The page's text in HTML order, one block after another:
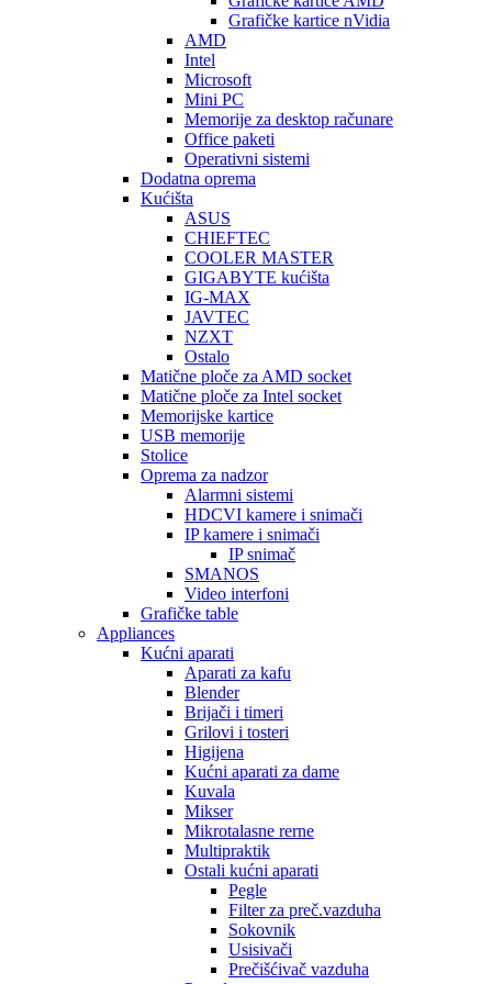
Grafičke kartice nVidia
AMD
Intel
Microsoft
Mini PC
Memorije za desktop računare
Office paketi
Operativni sistemi
Dodatna oprema
Kućišta
ASUS
CHIEFTEC
COOLER MASTER
GIGABYTE kućišta
IG-MAX
JAVTEC
NZXT
Ostalo
Matične ploče za AMD socket
Matične ploče za Intel socket
Memorijske kartice
USB memorije
Stolice
Oprema za nadzor
Alarmni sistemi
HDCVI kamere i snimači
IP kamere i snimači
IP snimač
SMANOS
Video interfoni
Grafičke table
Appliances
Kućni aparati
Aparati za kafu
Blender
Brijači i timeri
Grilovi i tosteri
Higijena
Kućni aparati za dame
Kuvala
Mikser
Mikrotalasne rerne
Multipraktik
Ostali kućni aparati
Pegle
Filter za preč.vazduha
Sokovnik
Usisivači
Prečišćivač vazduha